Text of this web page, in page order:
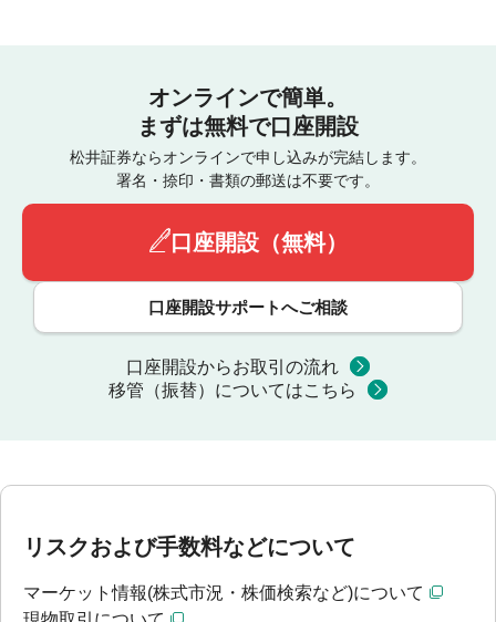
オンラインで簡単。
まずは無料で口座開設
松井証券ならオンラインで申し込みが完結します。
署名・捺印・書類の郵送は不要です。
口座開設（無料）
口座開設サポートへご相談
口座開設からお取引の流れ
移管（振替）についてはこちら
リスクおよび手数料などについて
マーケット情報(株式市況・株価検索など)について